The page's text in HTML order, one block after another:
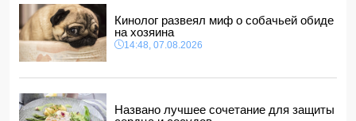
12:40, 07.08.2026
Кинолог развеял миф о собачьей обиде
на хозяина
14:48, 07.08.2026
Названо лучшее сочетание для защиты